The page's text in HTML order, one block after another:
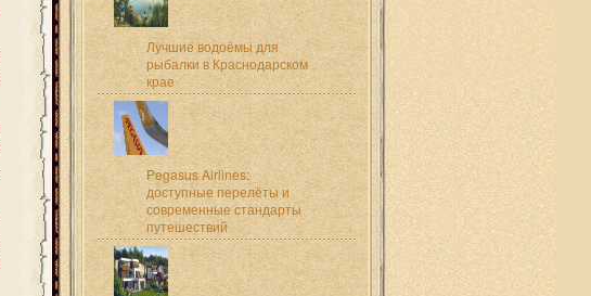
Лучшие водоёмы для
рыбалки в Краснодарском
крае
Pegasus Airlines:
доступные перелёты и
современные стандарты
путешествий